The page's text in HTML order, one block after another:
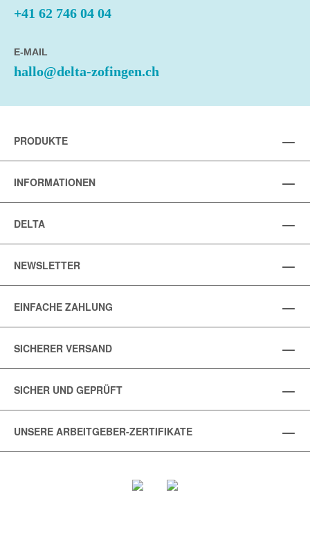
+41 62 746 04 04
E-MAIL
hallo@delta-zofingen.ch
PRODUKTE
INFORMATIONEN
DELTA
NEWSLETTER
EINFACHE ZAHLUNG
SICHERER VERSAND
SICHER UND GEPRÜFT
UNSERE ARBEITGEBER-ZERTIFIKATE